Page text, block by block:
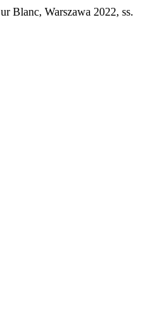
Blanc, Warszawa 2022, ss.